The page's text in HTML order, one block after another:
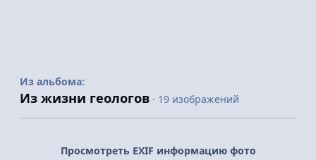
Из альбома:
Из жизни геологов · 19 изображений
Просмотреть EXIF информацию фото